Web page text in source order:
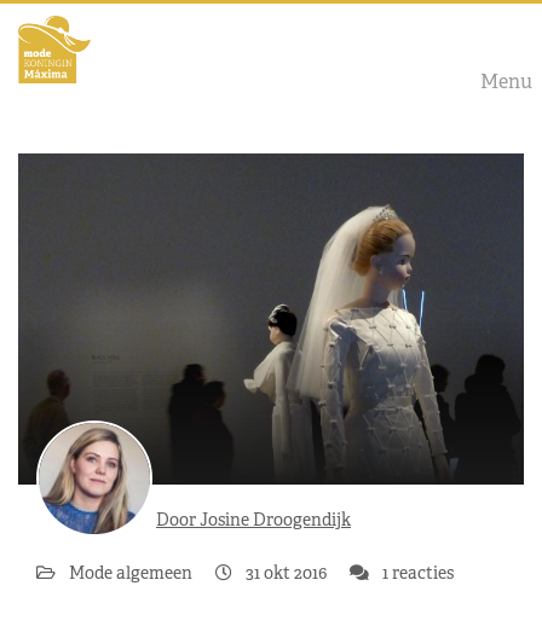
Menu
Door Josine Droogendijk
Mode algemeen 31 okt 2016 1 reacties